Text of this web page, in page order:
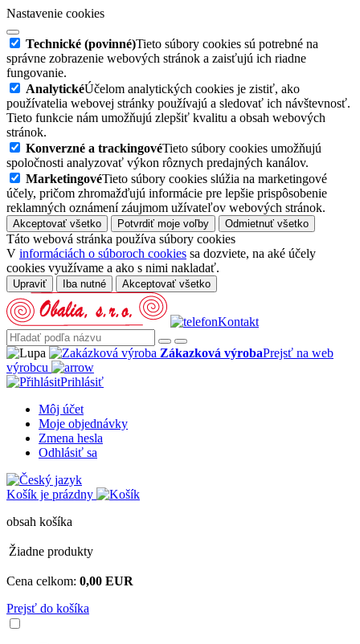
Nastavenie cookies
Technické (povinné)Tieto súbory cookies sú potrebné na
správne zobrazenie webových stránok a zaisťujú ich riadne
fungovanie.
AnalytickéÚčelom analytických cookies je zistiť, ako
používatelia webovej stránky používajú a sledovať ich návštevnosť.
Tieto funkcie nám umožňujú zlepšiť kvalitu a obsah webových
stránok.
Konverzné a trackingovéTieto súbory cookies umožňujú
spoločnosti analyzovať výkon rôznych predajných kanálov.
MarketingovéTieto súbory cookies slúžia na marketingové
účely, pričom zhromažďujú informácie pre lepšie prispôsobenie
reklamných oznámení záujmom užívateľov webových stránok.
Akceptovať všetko Potvrdiť moje voľby Odmietnuť všetko
Táto webová stránka používa súbory cookies
V informáciách o súboroch cookies sa dozviete, na aké účely
cookies využívame a ako s nimi nakladať.
Upraviť Iba nutné Akceptovať všetko
Kontakt
Zákazková výrobaPrejsť na web
výrobcu
Prihlásiť
Môj účet
Moje objednávky
Zmena hesla
Odhlásiť sa
Košík je prázdny
obsah košíka
Žiadne produkty
Cena celkom: 0,00 EUR
Prejsť do košíka